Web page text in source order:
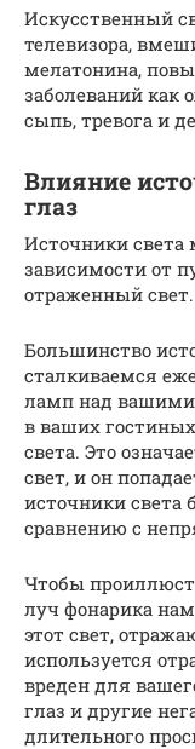
Искусственный
телевизора,
мелатонина,
заболеваний как
сыпь, тревога и
Влияние
глаз
Источники света
зависимости от
отраженный свет.
Большинство
сталкиваемся
ламп над вашими
в ваших
света. Это
свет, и он
источники света
сравнению с
Чтобы
луч фонарика
этот свет,
используется
вреден для
глаз и другие
длительного